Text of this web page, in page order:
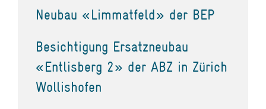
Neubau «Limmatfeld» der BEP
Besichtigung Ersatzneubau
«Entlisberg 2» der ABZ in Zürich
Wollishofen